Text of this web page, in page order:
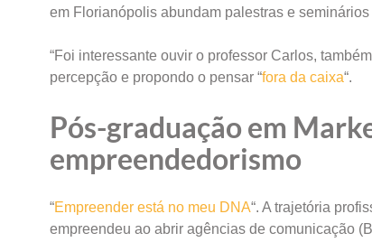
em Florianópolis abundam palestras e
“Foi interessante ouvir o professor Carlos,
percepção e propondo o pensar “fora da caixa“.
Pós-graduação em
empreendedorismo
“Empreender está no meu DNA“. A trajetória
empreendeu ao abrir agências de comunicação